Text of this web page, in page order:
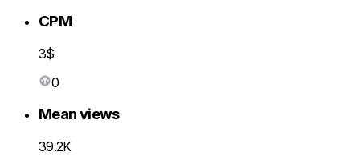
CPM
3$
0
Mean views
39.2K